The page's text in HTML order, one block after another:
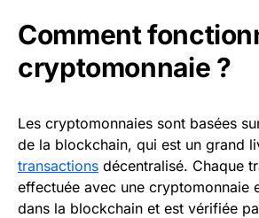
Comment
cryptomonnaie ?
Les cryptomonnaies sont basées
de la blockchain, qui est un grand
transactions décentralisé. Chaque
effectuée avec une cryptomonnaie
dans la blockchain et est vérifiée